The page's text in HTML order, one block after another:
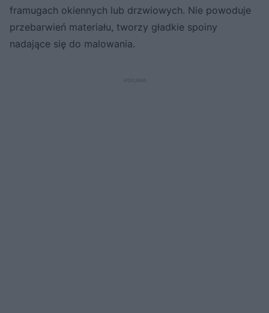
framugach okiennych lub drzwiowych. Nie powoduje
przebarwień materiału, tworzy gładkie spoiny
nadające się do malowania.